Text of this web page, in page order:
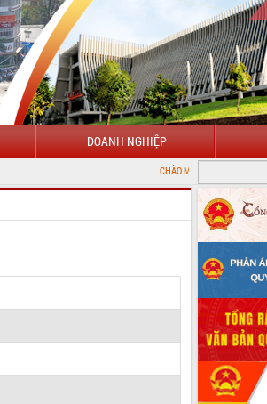
DOANH NGHIỆP
CHÀO MỪNG ĐẾN VỚI CỔNG THÔNG TIN